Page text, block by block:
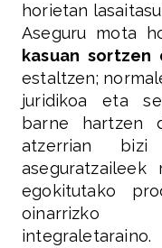
horietan
Aseguru mota
kasuan
estaltzen;
juridikoa eta
barne hartzen
atzerrian bizi
aseguratzaileek
egokitutako
oinarrizko
integraletaraino.